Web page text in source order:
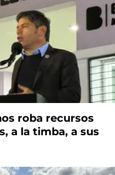
roba recursos
a la timba, a sus